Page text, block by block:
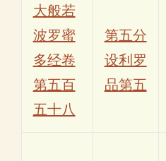
大般若
波罗蜜
多经卷
第五百
五十八
第五分
设利罗
品第五